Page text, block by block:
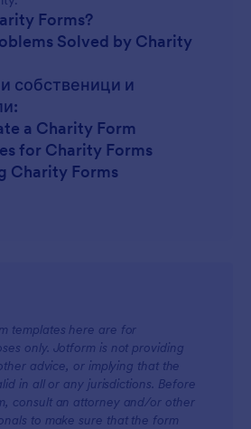
Forms?
Solved by Charity
собственици и
a Charity Form
for Charity Forms
Charity Forms
templates here are for
only. Jotform is not providing
advice, or implying that the
in all or any jurisdictions. Before
consult an attorney and/or other
to make sure that the form